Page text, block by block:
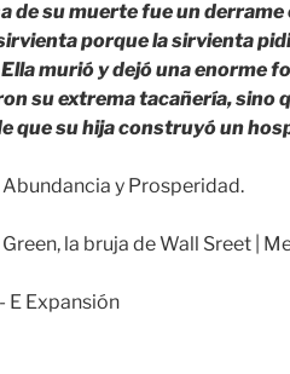
de su muerte fue un
porque la sirvienta
murió y dejó una enorme
su extrema tacañería, sino
que su hija construyó un
Abundancia y Prosperidad.
E Expansión